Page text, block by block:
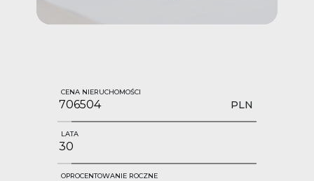
CENA NIERUCHOMOŚCI
PLN
LATA
OPROCENTOWANIE ROCZNE